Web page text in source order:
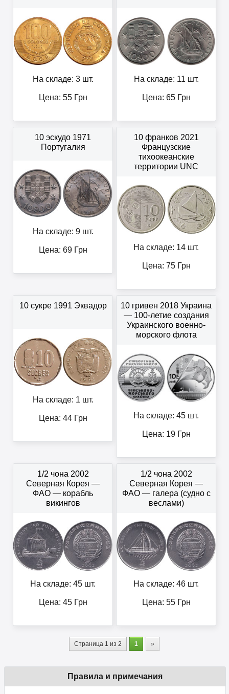
На складе: 3 шт.
Цена: 55Грн
На складе: 11 шт.
Цена: 65Грн
10 эскудо 1971
Португалия
На складе: 9 шт.
Цена: 69Грн
10 франков 2021
Французские
тихоокеанские
территории UNC
На складе: 14 шт.
Цена: 75Грн
10 сукре 1991 Эквадор
На складе: 1 шт.
Цена: 44Грн
10 гривен 2018 Украина
— 100-летие создания
Украинского военно-
морского флота
На складе: 45 шт.
Цена: 19Грн
1/2 чона 2002
Северная Корея —
ФАО — корабль
викингов
На складе: 45 шт.
Цена: 45Грн
1/2 чона 2002
Северная Корея —
ФАО — галера (судно с
веслами)
На складе: 46 шт.
Цена: 55Грн
Страница 1 из 2 1 »
Правила и примечания